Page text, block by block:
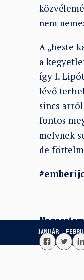
JANUÁR
nem
A „beste
a
így I.
lévő
sincs
fontos
melynek
de